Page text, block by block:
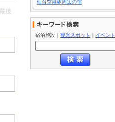
最後
仙台空港駅周辺の宿
宿泊施設 ｜ 観光スポット ｜ イベント